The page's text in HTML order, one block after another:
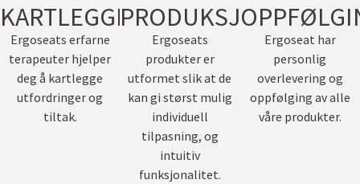
KARTLEGGING
Ergoseats erfarne
terapeuter hjelper
deg å kartlegge
utfordringer og
tiltak.
PRODUKSJON
Ergoseats
produkter er
utformet slik at de
kan gi størst mulig
individuell
tilpasning, og
intuitiv
funksjonalitet.
Ergoseat har
personlig
overlevering og
oppfølging av alle
våre produkter.